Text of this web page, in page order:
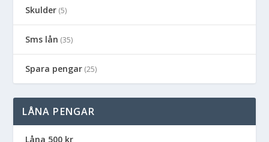
Skulder (5)
Sms lån (35)
Spara pengar (25)
LÅNA PENGAR
Låna 500 kr